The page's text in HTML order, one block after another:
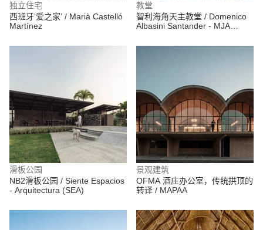
独立住宅
西班牙‘爱之家’ / Marià Castelló
Martínez
教堂
智利海角天主教堂 / Domenico
Albasini Santander - MJA
滑板公园
NB2滑板公园 / Siente Espacios
- Arquitectura (SEA)
景观建筑
OFMA 酒庄办公室，传统拱顶的
转译 / MAPAA